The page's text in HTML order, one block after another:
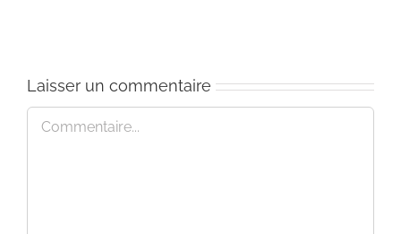
Conférence
Laisser un commentaire
Commentaire